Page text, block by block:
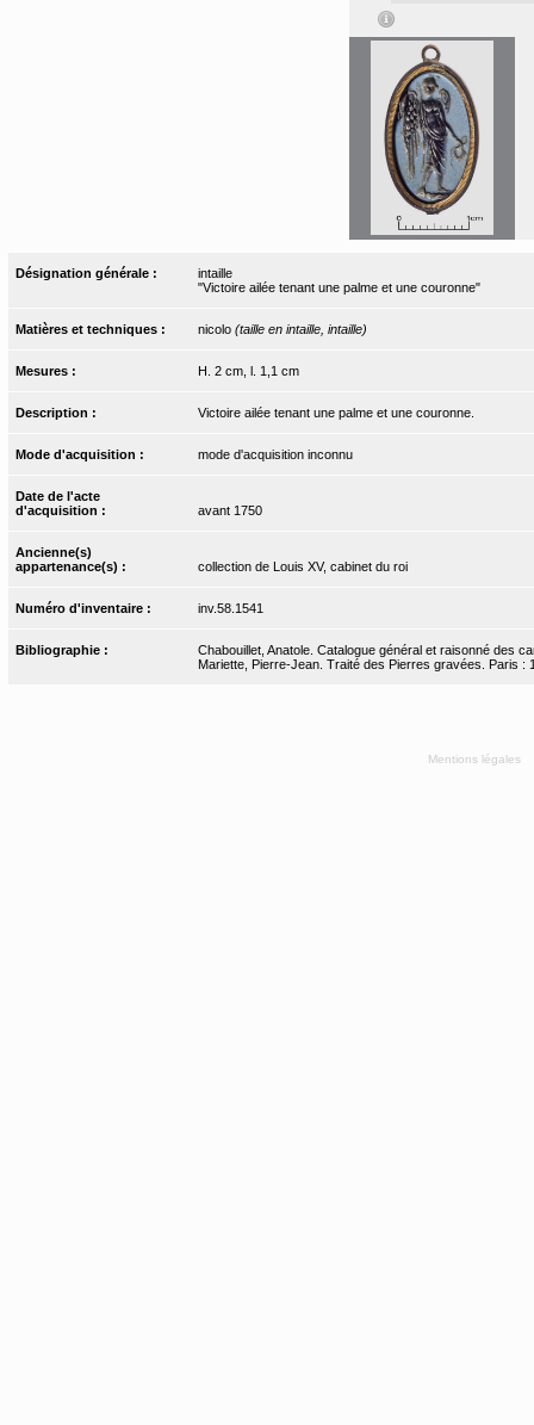
Désignation générale :
intaille
"Victoire ailée tenant une palme et une couronne"
Matières et techniques : nicolo (taille en intaille, intaille)
Mesures : H. 2 cm, l. 1,1 cm
Description : Victoire ailée tenant une palme et une couronne.
Mode d'acquisition : mode d'acquisition inconnu
Date de l'acte
d'acquisition :
avant 1750
Ancienne(s)
appartenance(s) :
collection de Louis XV, cabinet du roi
Numéro d'inventaire : inv.58.1541
Bibliographie :
Chabouillet, Anatole. Catalogue général et raisonné des
Mariette, Pierre-Jean. Traité des Pierres gravées. Paris :
Mentions légales